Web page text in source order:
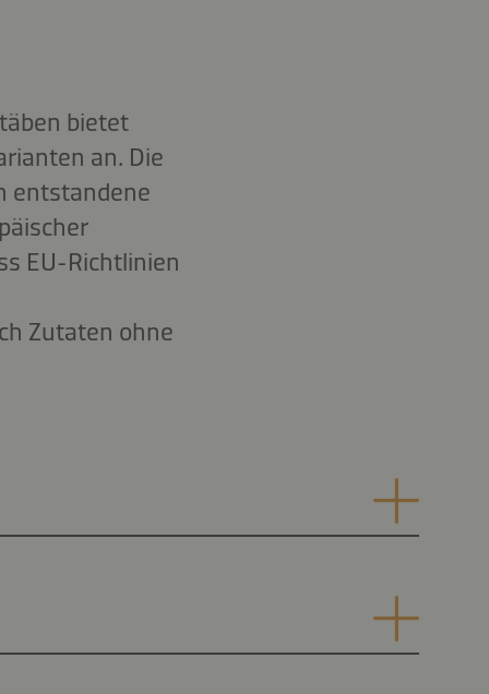
bietet
an. Die
entstandene
EU-Richtlinien
Zutaten ohne